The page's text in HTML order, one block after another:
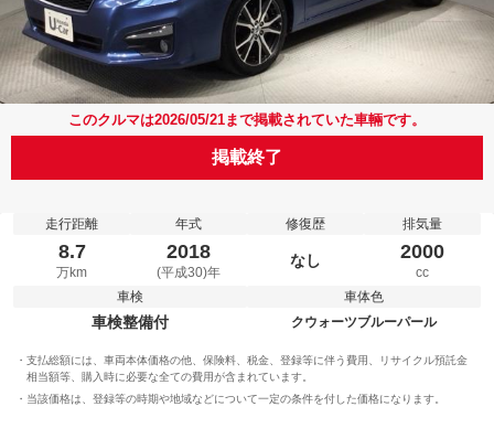
このクルマは2026/05/21まで掲載されていた車輛です。
掲載終了
走行距離
8.7
万km
年式
2018
(平成30)年
修復歴
なし
排気量
2000
cc
車検
車検整備付
車体色
クウォーツブルーパール
支払総額には、車両本体価格の他、保険料、税金、登録等に伴う費用、リサイクル預託金
相当額等、購入時に必要な全ての費用が含まれています。
当該価格は、登録等の時期や地域などについて一定の条件を付した価格になります。